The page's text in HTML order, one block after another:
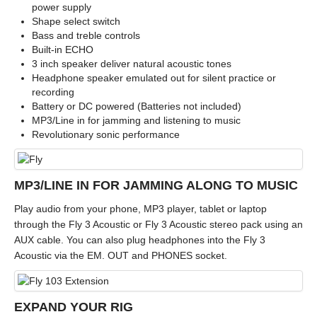
power supply
Shape select switch
Bass and treble controls
Built-in ECHO
3 inch speaker deliver natural acoustic tones
Headphone speaker emulated out for silent practice or
recording
Battery or DC powered (Batteries not included)
MP3/Line in for jamming and listening to music
Revolutionary sonic performance
MP3/LINE IN FOR JAMMING ALONG TO MUSIC
Play audio from your phone, MP3 player, tablet or laptop
through the Fly 3 Acoustic or Fly 3 Acoustic stereo pack using an
AUX cable. You can also plug headphones into the Fly 3
Acoustic via the EM. OUT and PHONES socket.
EXPAND YOUR RIG